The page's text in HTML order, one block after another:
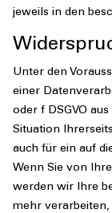
jeweils in den
Unter den
einer
oder f DSGVO
Situation
auch für ein auf
Wenn Sie von
werden wir Ihre
mehr verarbeiten,